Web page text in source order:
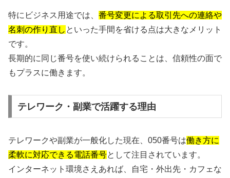
特にビジネス用途では、 番号変更による取引先への連絡や
名刺の作り直し といった手間を省ける点は大きなメリット
です。
長期的に同じ番号を使い続けられることは、信頼性の面で
もプラスに働きます。
テレワーク・副業で活躍する理由
テレワークや副業が一般化した現在、050番号は働き方に
柔軟に対応できる電話番号として注目されています。
インターネット環境さえあれば、自宅・外出先・カフェな